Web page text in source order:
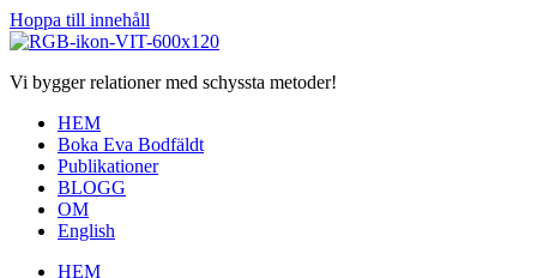
Hoppa till innehåll
Vi bygger relationer med schyssta metoder!
HEM
Boka Eva Bodfäldt
Publikationer
BLOGG
OM
English
HEM